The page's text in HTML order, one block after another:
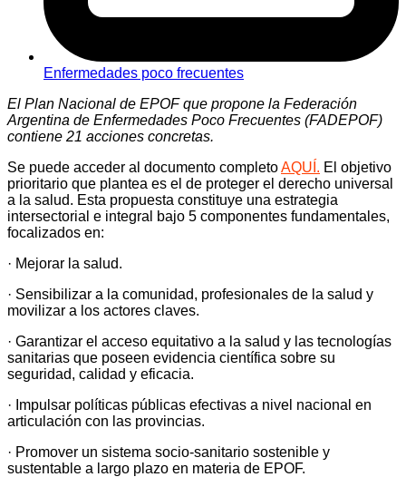
Enfermedades poco frecuentes
El Plan Nacional de EPOF que propone la Federación
Argentina de Enfermedades Poco Frecuentes (FADEPOF)
contiene 21 acciones concretas.
Se puede acceder al documento completoAQUÍ. El objetivo
prioritario que plantea es el de proteger el derecho universal
a la salud. Esta propuesta constituye una estrategia
intersectorial e integral bajo 5 componentes fundamentales,
focalizados en:
· Mejorar la salud.
· Sensibilizar a la comunidad, profesionales de la salud y
movilizar a los actores claves.
· Garantizar el acceso equitativo a la salud y las tecnologías
sanitarias que poseen evidencia científica sobre su
seguridad, calidad y eficacia.
· Impulsar políticas públicas efectivas a nivel nacional en
articulación con las provincias.
· Promover un sistema socio-sanitario sostenible y
sustentable a largo plazo en materia de EPOF.